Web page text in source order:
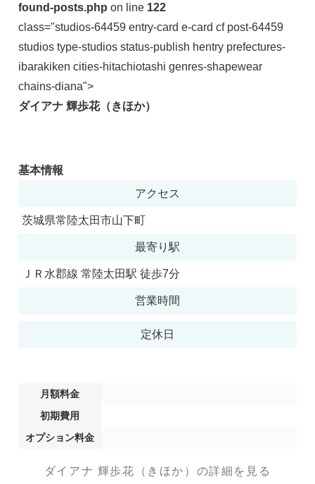
found-posts.php on line 122
class="studios-64459 entry-card e-card cf post-64459
studios type-studios status-publish hentry prefectures-
ibarakiken cities-hitachiotashi genres-shapewear
chains-diana">
ダイアナ 輝歩花（きほか）
基本情報
アクセス
茨城県常陸太田市山下町
最寄り駅
ＪＲ水郡線 常陸太田駅 徒歩7分
営業時間
定休日
月額料金
初期費用
オプション料金
ダイアナ 輝歩花（きほか）の詳細を見る